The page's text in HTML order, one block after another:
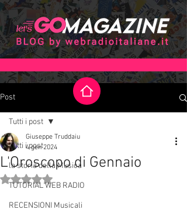
Post
Tutti i post
la storia della Musica
TUTORIAL WEB RADIO
RECENSIONI Musicali
Tutti i post
L'Oroscopo di Gennaio
Giuseppe Truddaiu
4 gen 2024
Valutazione NaN stelle su 5.